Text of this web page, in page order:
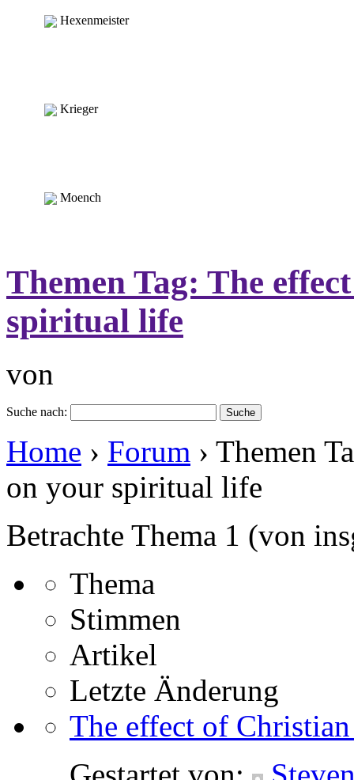
Hexenmeister
Krieger
Moench
Themen Tag: The
spiritual life
von
Suche nach:
Home › Forum › Themen
on your spiritual life
Betrachte Thema 1 (von
Thema
Stimmen
Artikel
Letzte Änderung
The effect of